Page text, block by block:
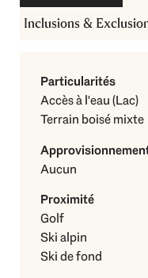
Inclusions &
Particularités
Accès à l'eau (Lac)
Terrain boisé mixte
Aucun
Proximité
Golf
Ski alpin
Ski de fond